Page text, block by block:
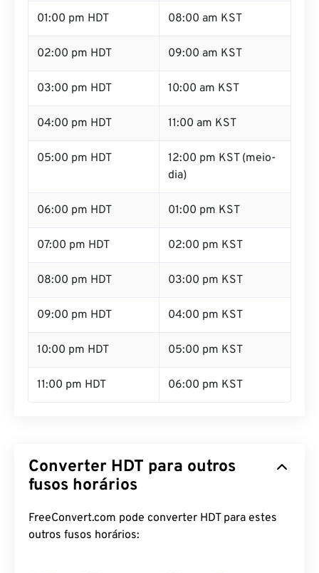
01:00 pm HDT 08:00 am KST
02:00 pm HDT 09:00 am KST
03:00 pm HDT 10:00 am KST
04:00 pm HDT 11:00 am KST
05:00 pm HDT
12:00 pm KST (meio-
dia)
06:00 pm HDT 01:00 pm KST
07:00 pm HDT 02:00 pm KST
08:00 pm HDT 03:00 pm KST
09:00 pm HDT 04:00 pm KST
10:00 pm HDT 05:00 pm KST
11:00 pm HDT 06:00 pm KST
Converter HDT para outros
fusos horários
FreeConvert.com pode converter HDT para estes
outros fusos horários: